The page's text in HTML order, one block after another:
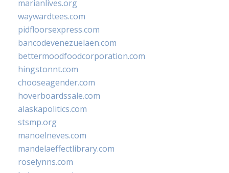
marianlives.org
waywardtees.com
pidfloorsexpress.com
bancodevenezuelaen.com
bettermoodfoodcorporation.com
hingstonnt.com
chooseagender.com
hoverboardssale.com
alaskapolitics.com
stsmp.org
manoelneves.com
mandelaeffectlibrary.com
roselynns.com